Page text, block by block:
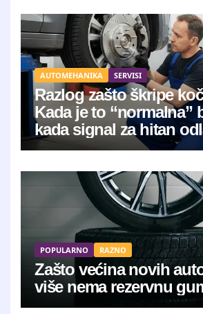
AUTOMEHANIKA SERVISI
Razlog zašto škripe
Kada je to “normalna”
kada signal za hitan
mehaničaru?
POPULARNO RAZNO
Zašto većina novih
više nema rezervnu